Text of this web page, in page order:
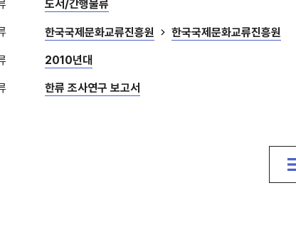
도서/간행물류
한국국제문화교류진흥원 한국국제문화교류진흥원
2010년대
한류 조사연구 보고서